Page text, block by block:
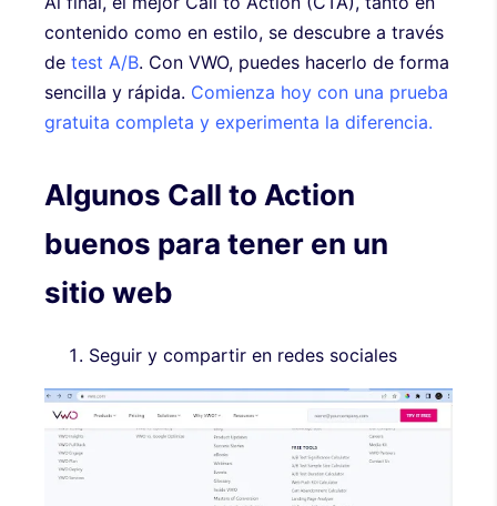
contenido como en estilo, se descubre a través
de test A/B. Con VWO, puedes hacerlo de forma
sencilla y rápida. Comienza hoy con una prueba
gratuita completa y experimenta la diferencia.
Algunos Call to Action
buenos para tener en un
sitio web
Seguir y compartir en redes sociales